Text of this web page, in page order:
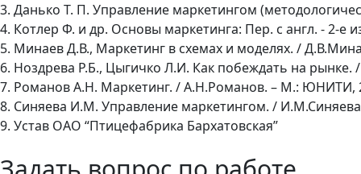
3. Данько Т. П. Управление маркетингом
4. Котлер Ф. и др. Основы маркетинга: Пер. с англ. - 2-е
5. Минаев Д.В., Маркетинг в схемах и моделях. /
6. Ноздрева Р.Б., Цыгичко Л.И. Как побеждать на
7. Романов А.Н. Маркетинг. / А.Н.Романов. – М.: ЮНИТИ,
8. Синяева И.М. Управление маркетингом. /
9. Устав ОАО “Птицефабрика Бархатовская”